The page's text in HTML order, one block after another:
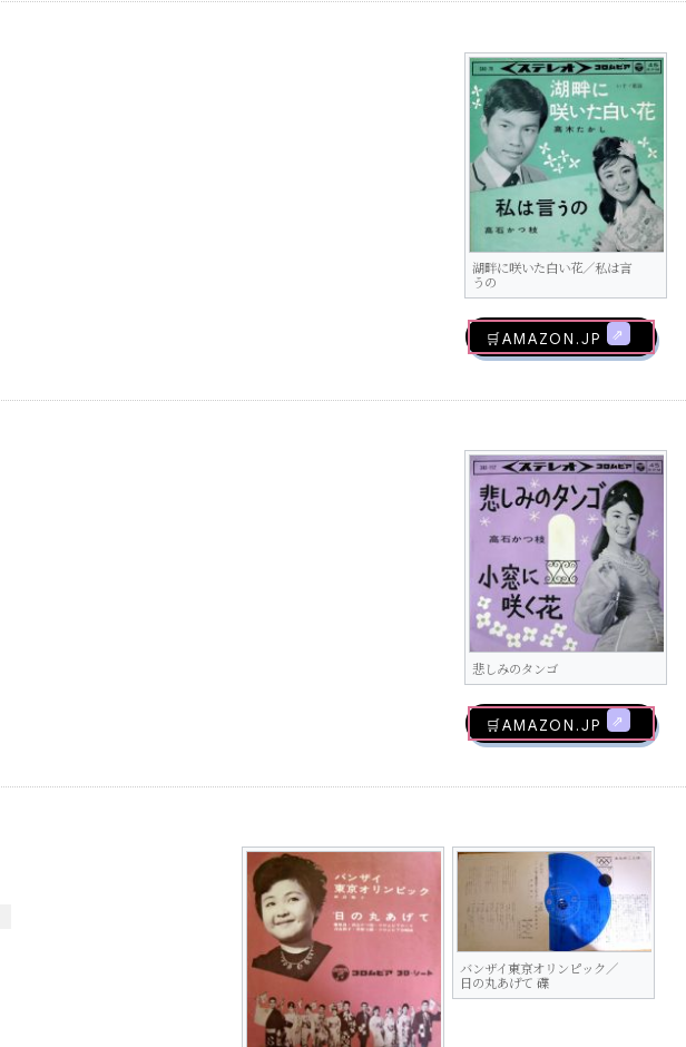
湖畔に咲いた白い花／私は言
うの
🛒AMAZON.jp
悲しみのタンゴ
🛒AMAZON.jp
バンザイ東京オリンピック／
日の丸あげて 碟